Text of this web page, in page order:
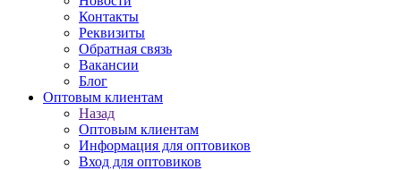
Контакты
Реквизиты
Обратная связь
Вакансии
Блог
Оптовым клиентам
Назад
Оптовым клиентам
Информация для оптовиков
Вход для оптовиков